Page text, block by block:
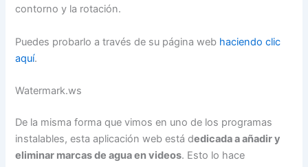
contorno y la rotación.
Puedes probarlo a través de su página web haciendo clic
aquí.
Watermark.ws
De la misma forma que vimos en uno de los programas
instalables, esta aplicación web está dedicada a añadir y
eliminar marcas de agua en videos. Esto lo hace